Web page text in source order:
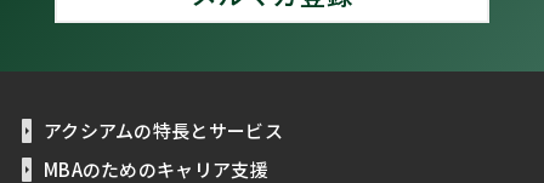
アクシアムの特長とサービス
MBAのためのキャリア支援